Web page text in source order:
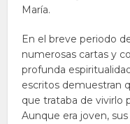
María.
En el breve periodo
numerosas cartas y
profunda
escritos demuestran
que trataba de vivirlo
Aunque era joven,